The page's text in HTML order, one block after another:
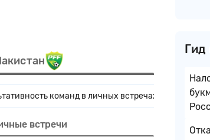
команд в личных встречах
встречи